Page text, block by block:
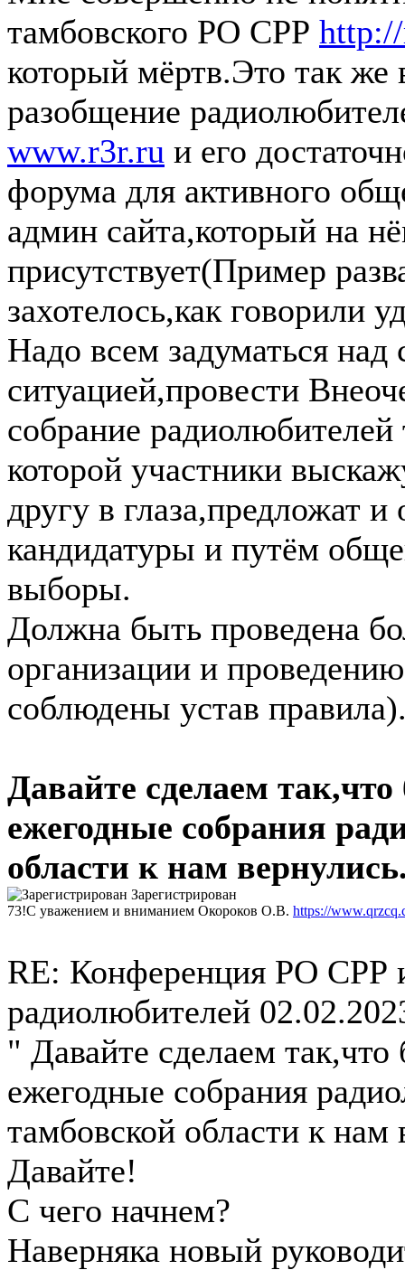
тамбовского РО СРР
который мёртв.Это так же
разобщение
www.r3r.ru и его
форума для активного
админ сайта,который на
присутствует(Пример
захотелось,как говорили
Надо всем задуматься
ситуацией,провести
собрание радиолюбителей
которой участники
другу в глаза,предложат
кандидатуры и путём
выборы.
Должна быть проведена
организации и
соблюдены устав
Давайте сделаем
ежегодные собрания
области к нам
Зарегистрирован
73!С уважением и вниманием Окороков О.В. https://
RE: Конференция РО СРР
радиолюбителей
" Давайте сделаем
ежегодные собрания
тамбовской области к нам
Давайте!
С чего начнем?
Наверняка новый